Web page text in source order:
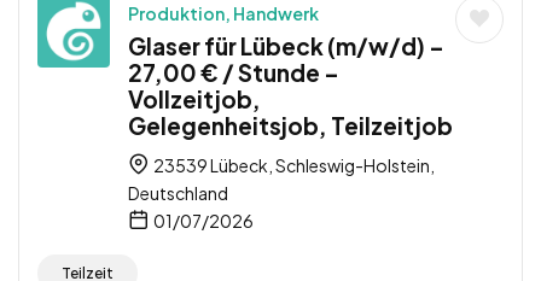
Produktion, Handwerk
Glaser für Lübeck (m/w/d) –
27,00 € / Stunde –
Vollzeitjob,
Gelegenheitsjob, Teilzeitjob
23539 Lübeck, Schleswig-Holstein,
Deutschland
01/07/2026
Teilzeit